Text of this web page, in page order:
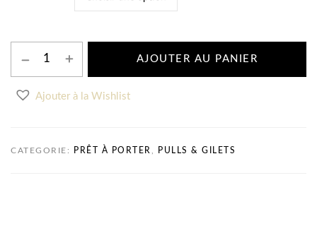
AJOUTER AU PANIER
Ajouter à la Wishlist
CATEGORIE: PRÊT À PORTER PULLS & GILETS